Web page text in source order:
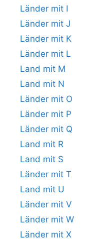
Länder mit I
Länder mit J
Länder mit K
Länder mit L
Land mit M
Land mit N
Länder mit O
Länder mit P
Länder mit Q
Land mit R
Land mit S
Länder mit T
Land mit U
Länder mit V
Länder mit W
Länder mit X